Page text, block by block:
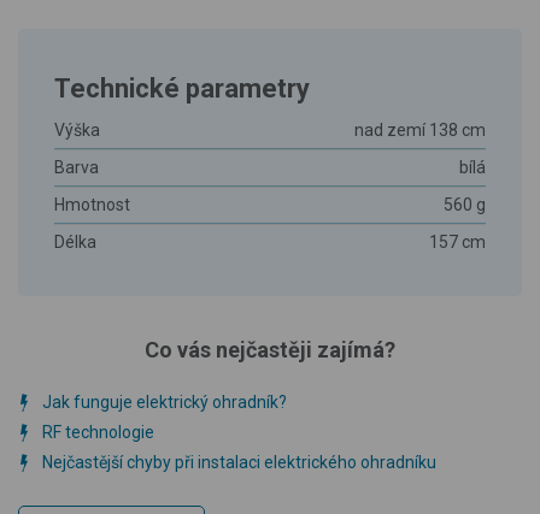
Technické parametry
Výška
nad zemí 138 cm
Barva
bílá
Hmotnost
560 g
Délka
157 cm
Co vás nejčastěji zajímá?
Jak funguje elektrický ohradník?
RF technologie
Nejčastější chyby při instalaci elektrického ohradníku